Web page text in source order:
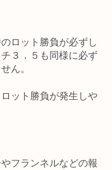
ロット勝負が必ずし
３．５も同様に必ず
ん。
ット勝負が発生しや
フランネルなどの報